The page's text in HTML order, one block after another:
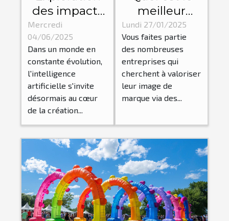
des impacts
de l'IA sur les
processus
créatifs
traditionnels
Mercredi
04/06/2025
Dans un monde en
constante évolution,
l'intelligence
artificielle s'invite
désormais au cœur
de la création...
meilleur
photographe
corporate à
Grenoble ?
Lundi 27/01/2025
Vous faites partie
des nombreuses
entreprises qui
cherchent à valoriser
leur image de
marque via des...